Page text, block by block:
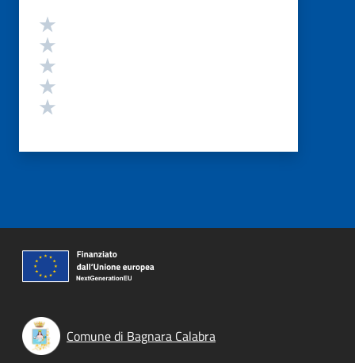
Valutazione
Comune di Bagnara Calabra